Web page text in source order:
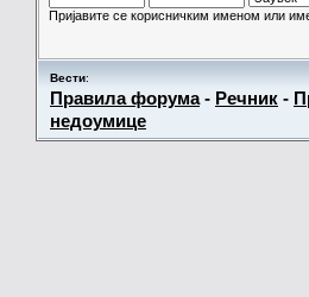
Пријавите се корисничким именом или
Вести:
Правила форума- Речник -
недоумице